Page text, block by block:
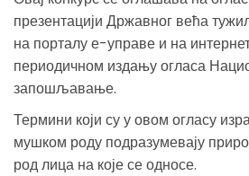
презентацији Државног већа
на порталу е-управе и на
периодичном издању огласа
запошљавање.
Термини који су у овом огласу
мушком роду подразумевају
род лица на које се односе.